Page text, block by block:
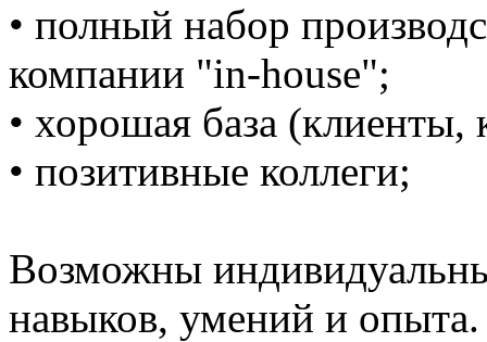
• полный набор
компании "in-house";
• хорошая база
• позитивные коллеги;
Возможны
навыков, умений и опыта.